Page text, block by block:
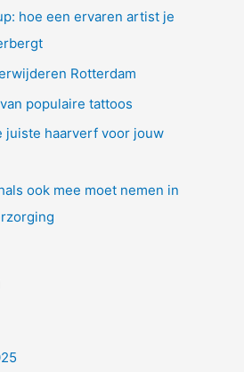
hoe een ervaren artist je
Rotterdam
populaire tattoos
juiste haarverf voor jouw
ook mee moet nemen in